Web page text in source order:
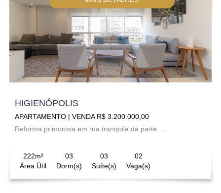
HIGIENÓPOLIS
APARTAMENTO | VENDA R$ 3.200.000,00
Reforma primorosa em rua tranquila da parte...
222m²
Área Útil
03
Dorm(s)
03
Suíte(s)
02
Vaga(s)